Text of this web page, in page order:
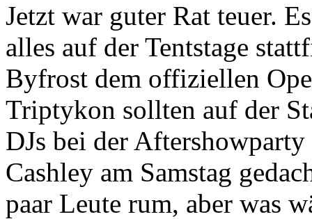
Jetzt war guter Rat teuer.
alles auf der Tentstage
Byfrost dem offiziellen
Triptykon sollten auf der
DJs bei der
Cashley am Samstag
paar Leute rum, aber was